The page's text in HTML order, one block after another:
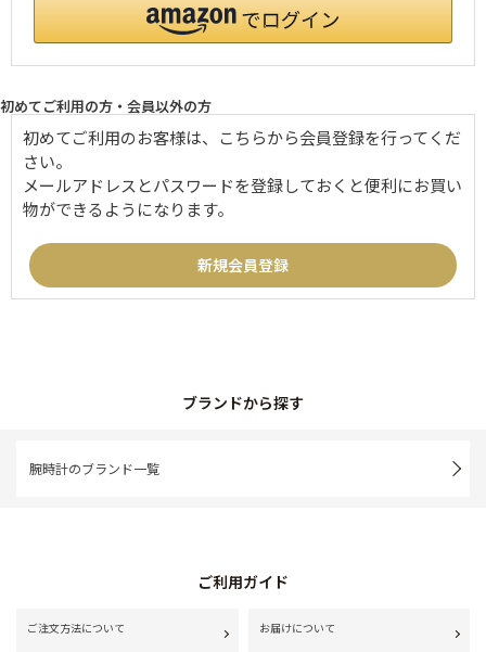
初めてご利用の方・会員以外の方
初めてご利用のお客様は、こちらから会員登録を行ってくだ
さい。
メールアドレスとパスワードを登録しておくと便利にお買い
物ができるようになります。
ブランドから探す
腕時計のブランド一覧
ご利用ガイド
ご注文方法について お届けについて